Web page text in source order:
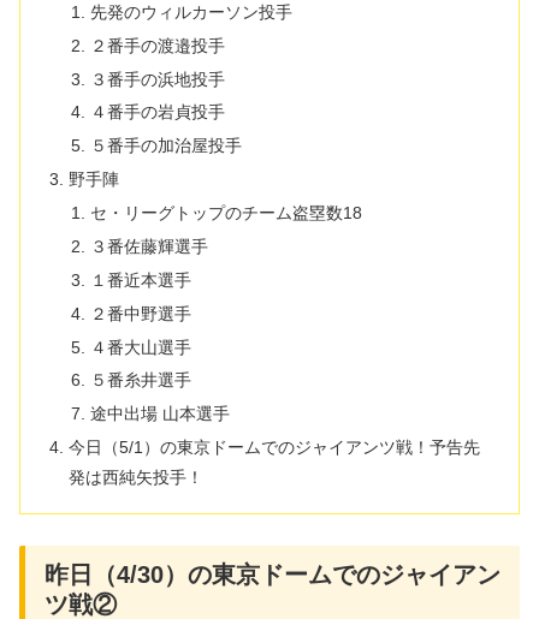
先発のウィルカーソン投手
２番手の渡邉投手
３番手の浜地投手
４番手の岩貞投手
５番手の加治屋投手
野手陣
セ・リーグトップのチーム盗塁数18
３番佐藤輝選手
１番近本選手
２番中野選手
４番大山選手
５番糸井選手
途中出場 山本選手
今日（5/1）の東京ドームでのジャイアンツ戦！予告先
発は西純矢投手！
昨日（4/30）の東京ドームでのジャイアン
ツ戦②